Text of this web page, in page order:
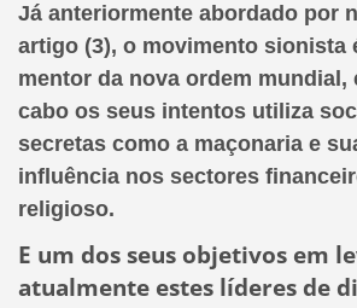
Já anteriormente abordado por
artigo (3), o movimento sionista
mentor da nova ordem mundial ,
cabo os seus intentos utiliza
secretas como a maçonaria e
influência nos sectores
religioso.
E um dos seus objetivos em
atualmente estes líderes de